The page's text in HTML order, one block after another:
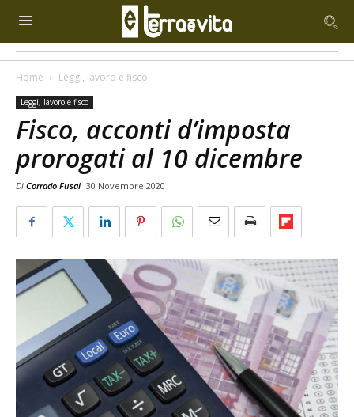
Home Leggi, lavoro e fisco
Leggi, lavoro e fisco
Fisco, acconti d’imposta
prorogati al 10 dicembre
Di Corrado Fusai 30 Novembre 2020